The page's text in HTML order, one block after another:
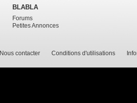
BLABLA
Forums
Petites Annonces
Nous contacter Conditions d'utilisations